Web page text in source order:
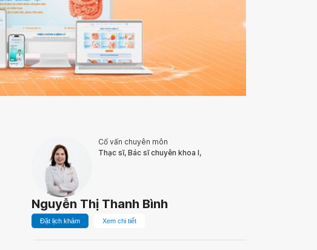
Cố vấn chuyên môn
Thạc sĩ, Bác sĩ chuyên khoa I,
Nguyễn Thị Thanh Bình
Đặt lịch khám Xem chi tiết